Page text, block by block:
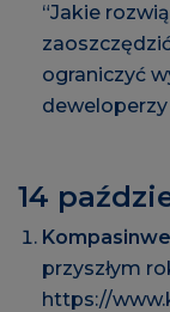
“Jakie
ograniczyć
14
przyszłym
https://